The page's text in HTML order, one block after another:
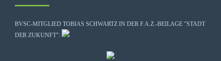
BVSC-MITGLIED TOBIAS SCHWARTZ IN DER F.A.Z.-BEILAGE "STADT
DER ZUKUNFT":